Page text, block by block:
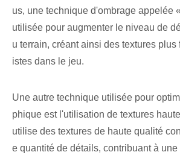
us, une technique d'ombrage appelée
utilisée pour augmenter le niveau de
u terrain, créant ainsi des textures plus
istes dans le jeu.
Une autre technique utilisée pour
phique est l'utilisation de textures
utilise des textures de haute qualité
e quantité de détails, contribuant à une